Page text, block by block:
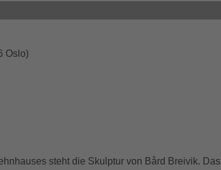
Oslo)
steht die Skulptur von Bård Breivik. Das